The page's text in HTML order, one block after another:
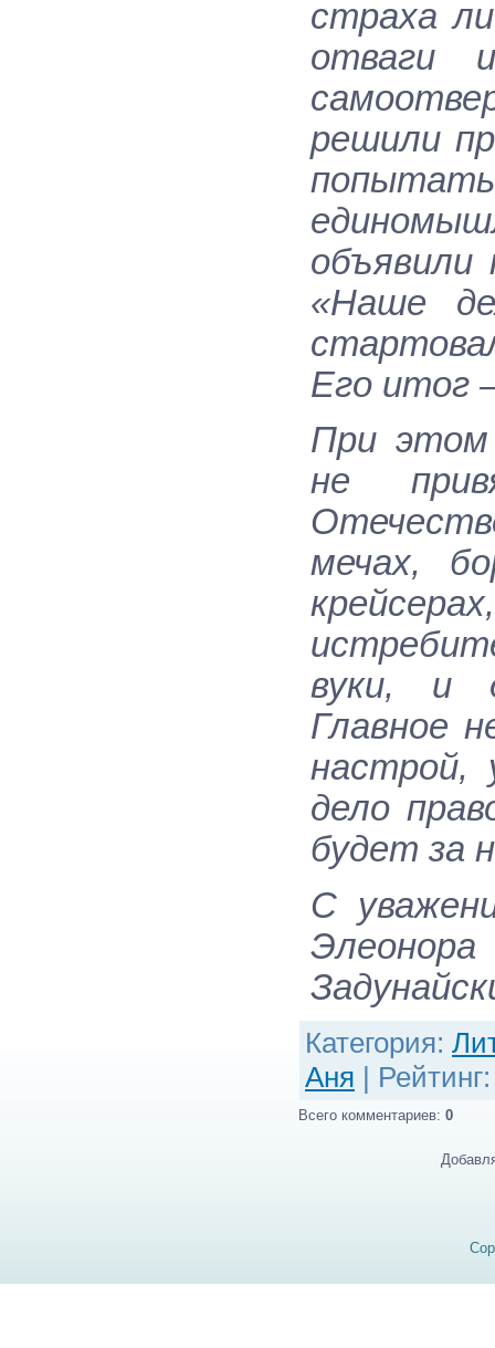
страха
отваги
решили
объявили
«Наше
Его итог
При этом
не
мечах,
вуки, и
Главное
настрой,
дело
будет за
С
Категория:
Аня | Рейтинг
Всего комментариев: 0